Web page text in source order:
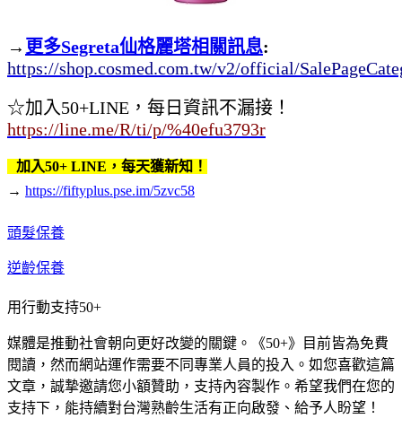
→更多Segreta仙格麗塔相關訊息:
https://shop.cosmed.com.tw/v2/official/
☆加入50+LINE，每日資訊不漏接！
https://line.me/R/ti/p/%40efu3793r
加入50+ LINE，每天獲新知！
→ https://fiftyplus.pse.im/5zvc58
頭髮保養
逆齡保養
用行動支持50+
媒體是推動社會朝向更好改變的關鍵。《50+》目前皆為免費
閱讀，然而網站運作需要不同專業人員的投入。如您喜歡這篇
文章，誠摯邀請您小額贊助，支持內容製作。希望我們在您的
支持下，能持續對台灣熟齡生活有正向啟發、給予人盼望！